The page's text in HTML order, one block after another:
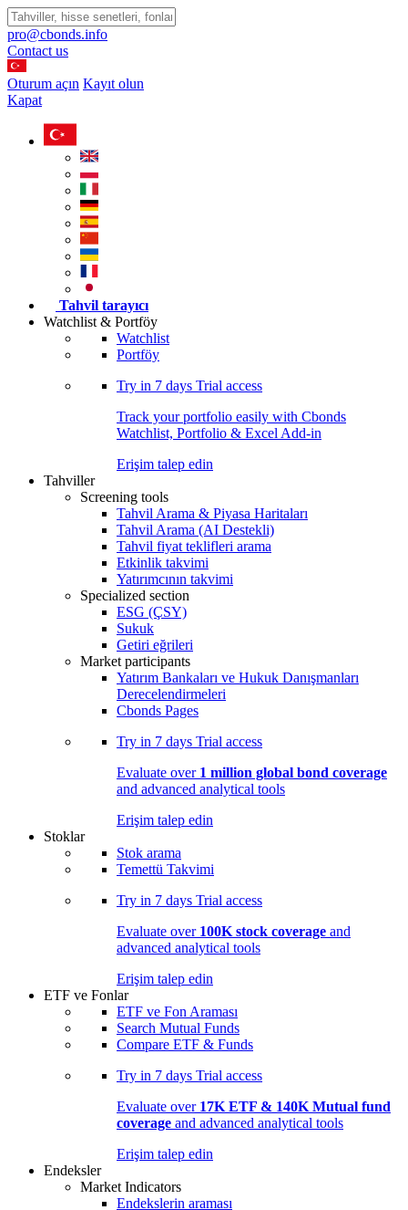
pro@cbonds.info
Contact us
Oturum açın Kayıt olun
Kapat
Tahvil tarayıcı
Watchlist & Portföy
Watchlist
Portföy
Try in 7 days Trial access
Track your portfolio easily with Cbonds
Watchlist, Portfolio & Excel Add-in
Erişim talep edin
Tahviller
Screening tools
Tahvil Arama & Piyasa Haritaları
Tahvil Arama (AI Destekli)
Tahvil fiyat teklifleri arama
Etkinlik takvimi
Yatırımcının takvimi
Specialized section
ESG (ÇSY)
Sukuk
Getiri eğrileri
Market participants
Yatırım Bankaları ve Hukuk Danışmanları
Derecelendirmeleri
Cbonds Pages
Try in 7 days Trial access
Evaluate over 1 million global bond coverage
and advanced analytical tools
Erişim talep edin
Stoklar
Stok arama
Temettü Takvimi
Try in 7 days Trial access
Evaluate over 100K stock coverage and
advanced analytical tools
Erişim talep edin
ETF ve Fonlar
ETF ve Fon Araması
Search Mutual Funds
Compare ETF & Funds
Try in 7 days Trial access
Evaluate over 17K ETF & 140K Mutual fund
coverage and advanced analytical tools
Erişim talep edin
Endeksler
Market Indicators
Endekslerin araması